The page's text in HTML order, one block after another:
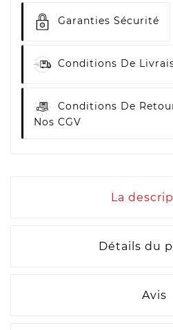
Garanties Sécurité
Conditions De
Conditions De
Nos CGV
La
Détails du
Avis